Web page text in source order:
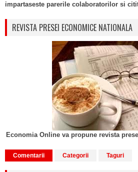
impartaseste parerile colaboratorilor si
REVISTA PRESEI ECONOMICE NATIONALA
Economia Online va propune revista
Comentarii Categorii Taguri